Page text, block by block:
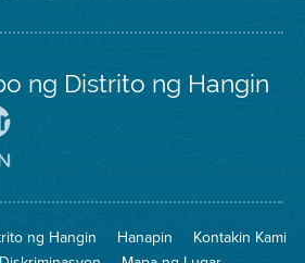
ng Distrito ng Hangin
Iligtas
Hangin
8774
na
ng Hangin Hanapin
Kontakin Kami